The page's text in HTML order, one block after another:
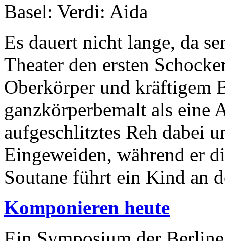
Basel: Verdi: Aida
Es dauert nicht lange, da
Theater den ersten
Oberkörper und kräftigem
ganzkörperbemalt als eine
aufgeschlitztes Reh dabei
Eingeweiden, während er
Soutane führt ein Kind an
Komponieren heute